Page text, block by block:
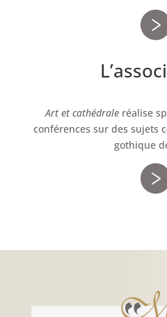
Art et cathédraleréalise
conférences sur des sujets
gothique